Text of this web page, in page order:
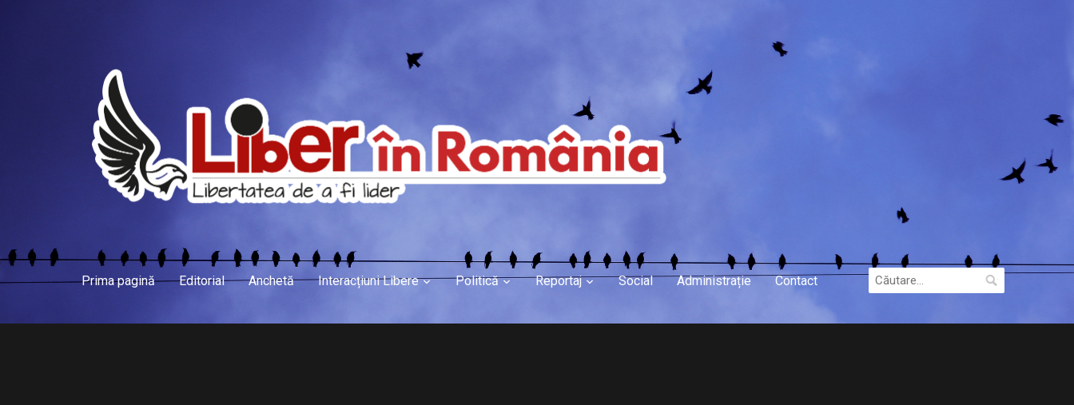
Prima pagină Editorial Anchetă Interacțiuni Libere Politică Reportaj Social Administrație Contact
Caută
după: